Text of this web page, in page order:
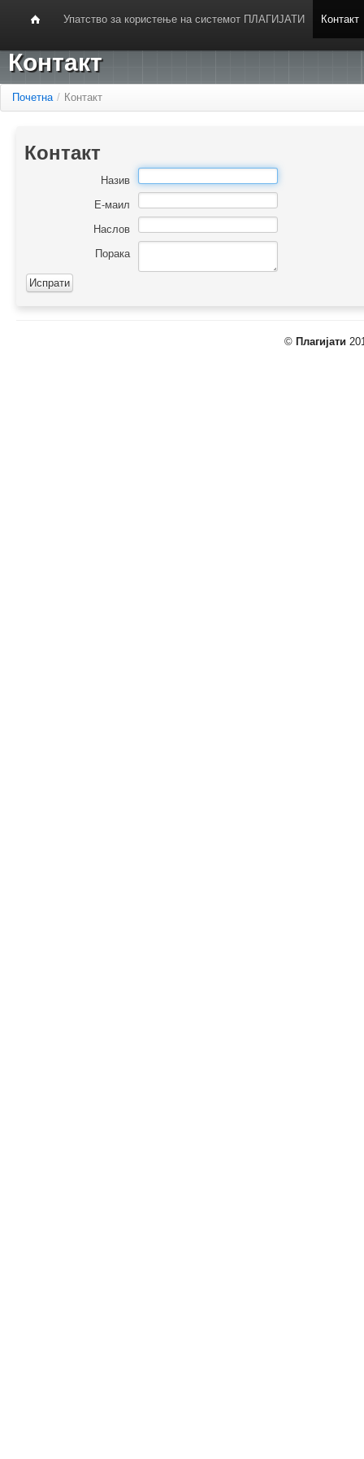
Упатство за користење на системот ПЛАГИЈАТИ Контакт
Контакт
Почетна / Контакт
Контакт
Назив
Е-маил
Наслов
Порака
© Плагијати